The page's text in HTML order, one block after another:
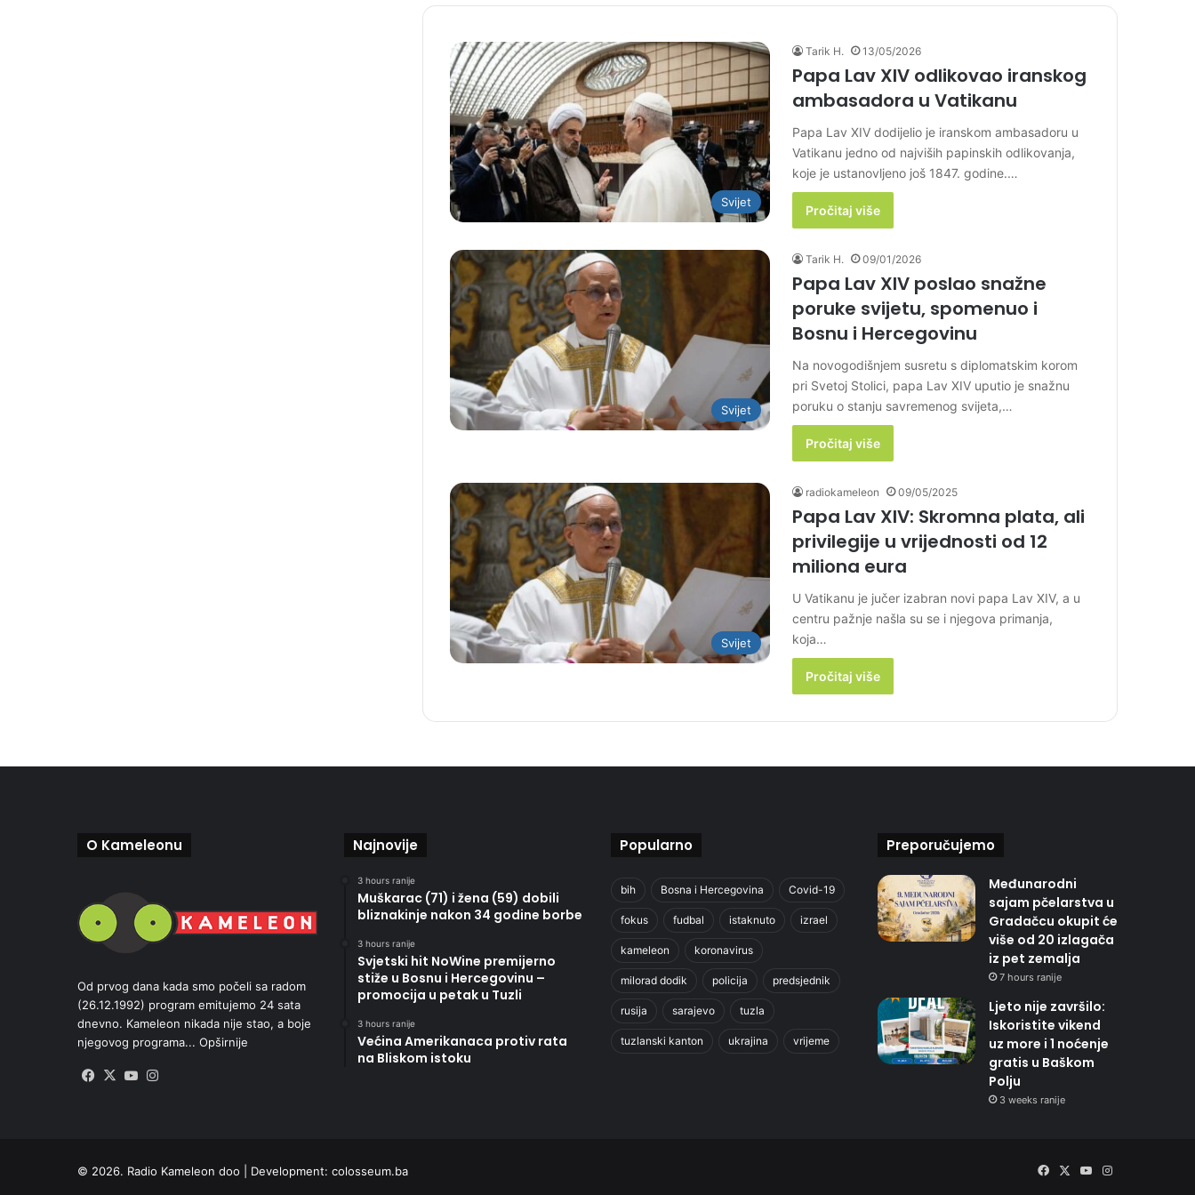
Svijet
Tarik H. 13/05/2026
Papa Lav XIV odlikovao iranskog
ambasadora u Vatikanu
Papa Lav XIV dodijelio je iranskom ambasadoru u
Vatikanu jedno od najviših papinskih odlikovanja,
koje je ustanovljeno još 1847. godine.…
Pročitaj više
Svijet
Tarik H. 09/01/2026
Papa Lav XIV poslao snažne
poruke svijetu, spomenuo i
Bosnu i Hercegovinu
Na novogodišnjem susretu s diplomatskim korom
pri Svetoj Stolici, papa Lav XIV uputio je snažnu
poruku o stanju savremenog svijeta,…
Pročitaj više
Svijet
radiokameleon 09/05/2025
Papa Lav XIV: Skromna plata, ali
privilegije u vrijednosti od 12
miliona eura
U Vatikanu je jučer izabran novi papa Lav XIV, a u
centru pažnje našla su se i njegova primanja,
koja…
Pročitaj više
O Kameleonu
Od prvog dana kada smo počeli sa radom
(26.12.1992) program emitujemo 24 sata
dnevno. Kameleon nikada nije stao, a boje
njegovog programa... Opširnije
Facebook
X YouTube
Najnovije
3 hours ranije
Muškarac (71) i žena (59) dobili
bliznakinje nakon 34 godine borbe
3 hours ranije
Svjetski hit NoWine premijerno
stiže u Bosnu i Hercegovinu –
promocija u petak u Tuzli
3 hours ranije
Većina Amerikanaca protiv rata
na Bliskom istoku
Popularno
bih Bosna i Hercegovina Covid-19
fokus fudbal istaknuto izrael
kameleon koronavirus
milorad dodik policija predsjednik
rusija sarajevo tuzla
tuzlanski kanton ukrajina vrijeme
Preporučujemo
Međunarodni
sajam pčelarstva u
Gradačcu okupit će
više od 20 izlagača
iz pet zemalja
7 hours ranije
Ljeto nije završilo:
Iskoristite vikend
uz more i 1 noćenje
gratis u Baškom
Polju
3 weeks ranije
© 2026. Radio Kameleon doo | Development: colosseum.ba FacebookYouTubeInstagram